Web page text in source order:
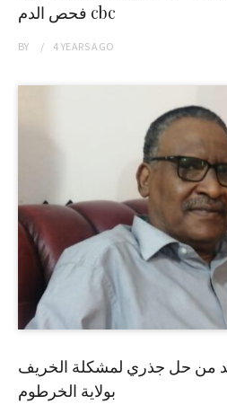
فحص الدم cbc
BY 4 YEARSAGO
من حل جذري لمشكلة الخريف
بولاية الخرطوم